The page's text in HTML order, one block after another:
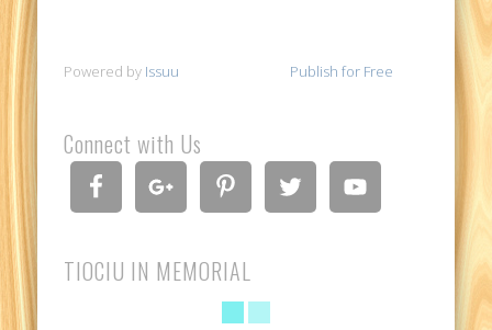
Powered by Issuu Publish for Free
Connect with Us
TIOCIU IN MEMORIAL